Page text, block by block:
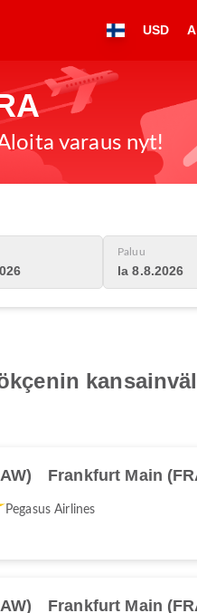
USD
varaus nyt!
Paluu
la 8.8.2026
Frankfurt Main
Pegasus Airlines
Frankfurt Main